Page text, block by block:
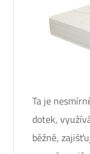
Ta je
dotek,
běžně,